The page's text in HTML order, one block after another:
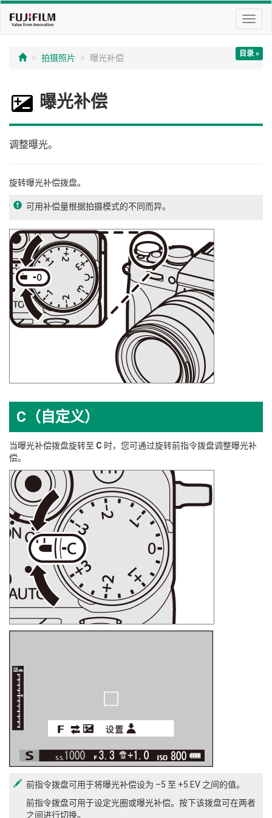
切
换
航
目录 »
拍摄照片 曝光补偿
曝光补偿
调整曝光。
旋转曝光补偿拨盘。
可用补偿量根据拍摄模式的不同而异。
C（自定义）
当曝光补偿拨盘旋转至 C 时，您可通过旋转前指令拨盘调整曝光补
偿。
前指令拨盘可用于将曝光补偿设为 –5 至 +5 EV 之间的值。
前指令拨盘可用于设定光圈或曝光补偿。按下该拨盘可在两者
之间进行切换。